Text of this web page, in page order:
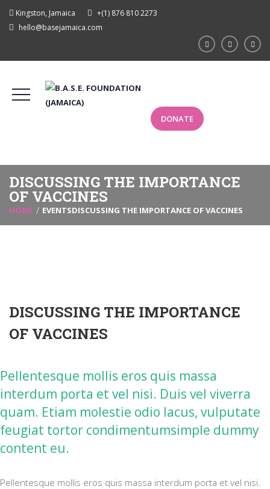
Kingston, Jamaica
+(1) 876 810 2273
hello@basejamaica.com
DONATE
DISCUSSING THE IMPORTANCE
OF VACCINES
HOME EVENTSDISCUSSING THE IMPORTANCE OF VACCINES
DISCUSSING THE IMPORTANCE
OF VACCINES
Pellentesque mollis eros quis massa
interdum porta et vel nisi. Duis vel viverra
quam. Etiam molestie odio lacus, vulputate
feugiat tortor condimentumsimple dummy
content eu.
Pellentesque mollis eros quis massa interdum porta et vel nisi.